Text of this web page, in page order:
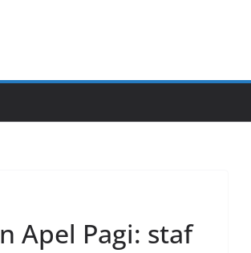
Apel Pagi: staf